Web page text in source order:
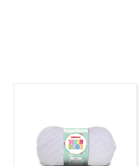
Ideal para costura,
"Imagens meramente ilustrativas"